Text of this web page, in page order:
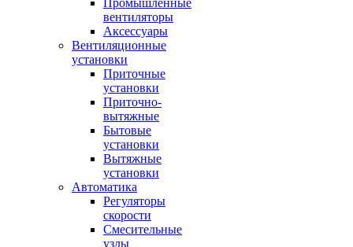
Промышленные
вентиляторы
Аксессуары
Вентиляционные
установки
Приточные
установки
Приточно-
вытяжные
Бытовые
установки
Вытяжные
установки
Автоматика
Регуляторы
скорости
Смесительные
узлы